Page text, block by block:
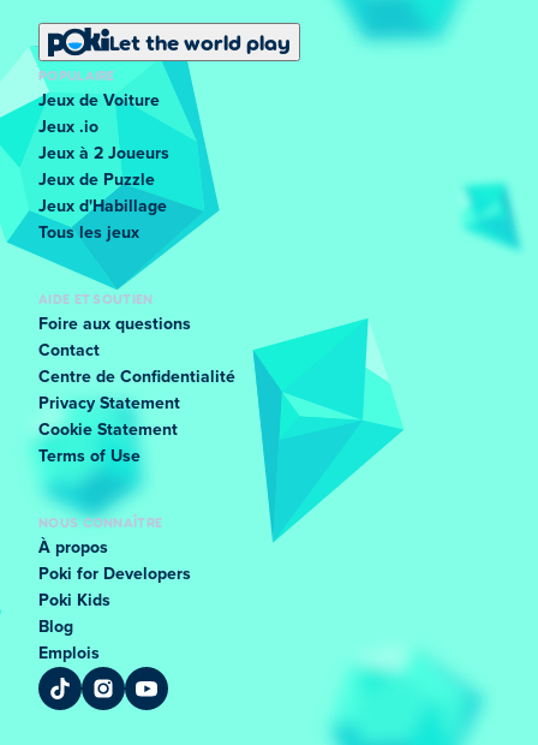
Let the world play
POPULAIRE
Jeux de Voiture
Jeux .io
Jeux à 2 Joueurs
Jeux de Puzzle
Jeux d'Habillage
Tous les jeux
AIDE ET SOUTIEN
Foire aux questions
Contact
Centre de Confidentialité
Privacy Statement
Cookie Statement
Terms of Use
NOUS CONNAÎTRE
À propos
Poki for Developers
Poki Kids
Blog
Emplois